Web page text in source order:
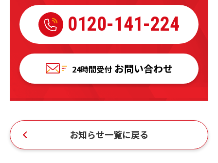
0120-141-224
24時間受付 お問い合わせ
お知らせ一覧に戻る